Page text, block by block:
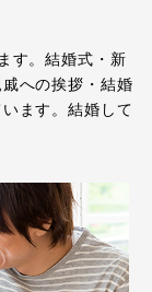
す。結婚式・新
への挨拶・結婚
ます。結婚して